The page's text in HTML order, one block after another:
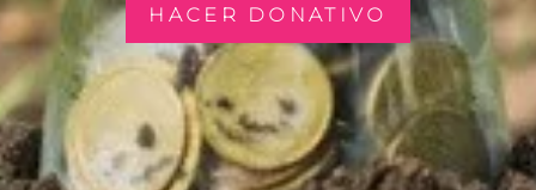
HACER DONATIVO